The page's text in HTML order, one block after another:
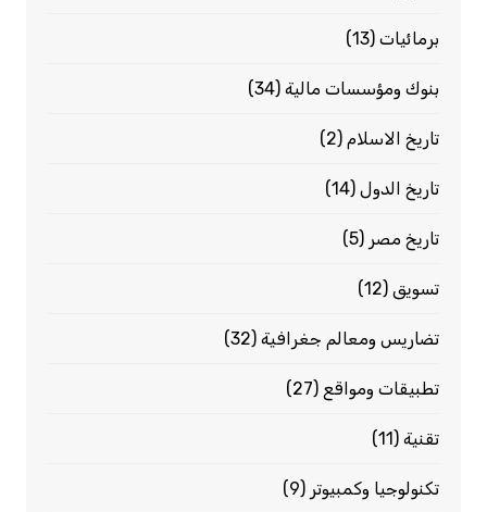
برمائيات(13)
بنوك ومؤسسات مالية(34)
تاريخ الاسلام (2)
تاريخ الدول(14)
تاريخ مصر (5)
تسويق (12)
تضاريس ومعالم جغرافية(32)
تطبيقات ومواقع (27)
تقنية(11)
تكنولوجيا وكمبيوتر (9)